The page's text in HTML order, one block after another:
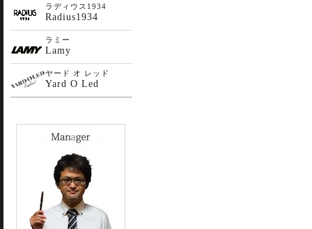
ラディウス1934
Radius1934
ラミー
Lamy
ヤード オ レッド
Yard O Led